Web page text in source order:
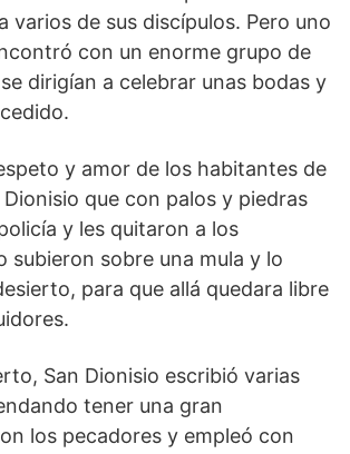
varios de sus discípulos. Pero uno
con un enorme grupo de
dirigían a celebrar unas bodas y
y amor de los habitantes de
que con palos y piedras
y les quitaron a los
subieron sobre una mula y lo
para que allá quedara libre
San Dionisio escribió varias
tener una gran
los pecadores y empleó con